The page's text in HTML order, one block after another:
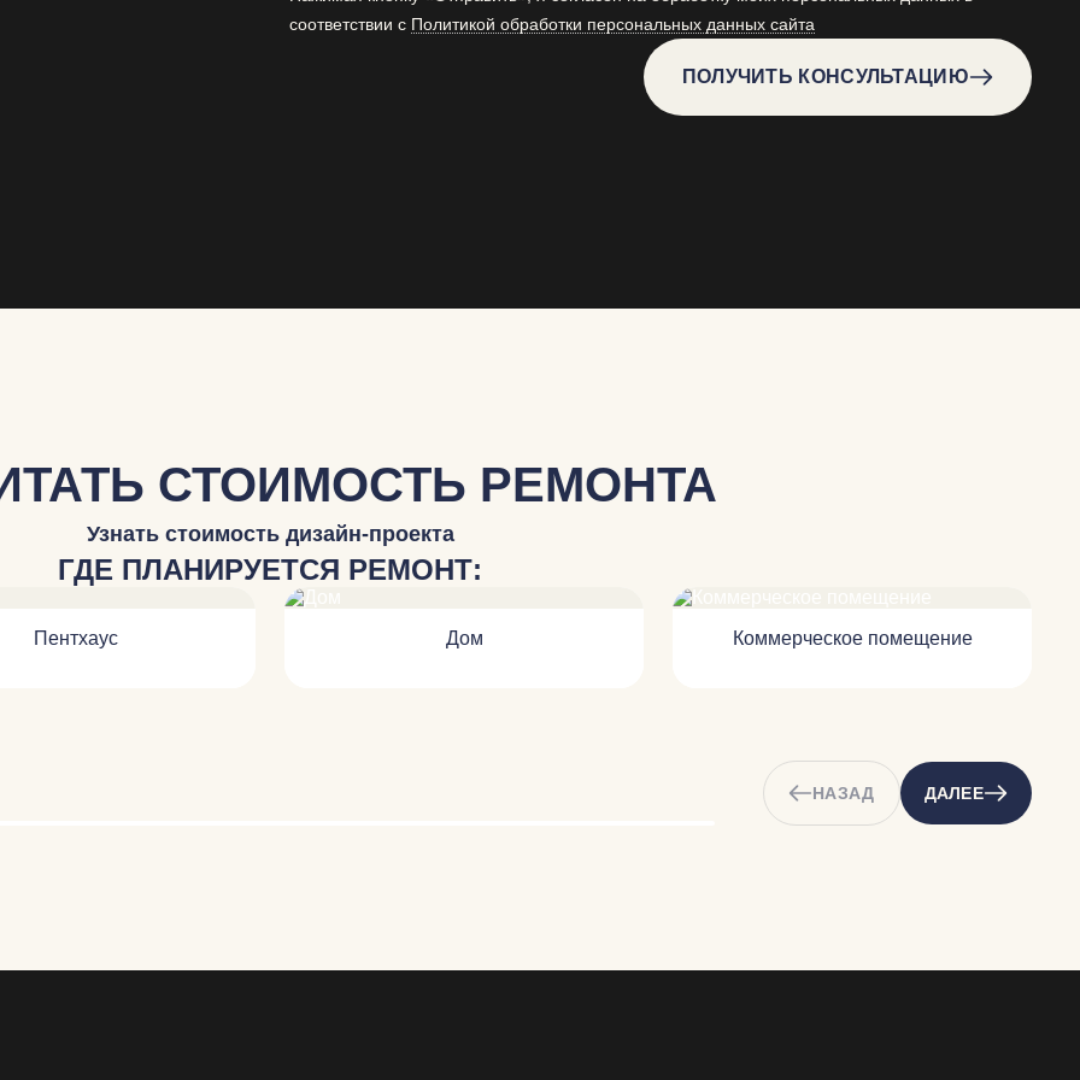
ПОЛУЧИТЬ КОНСУЛЬТАЦИЮ
соответствии с Политикой обработки персональных данных сайта
СТОИМОСТЬ РЕМОНТА
Узнать стоимость дизайн-проекта
ГДЕ ПЛАНИРУЕТСЯ РЕМОНТ:
Пентхаус Дом Коммерческое помещение
НАЗАД ДАЛЕЕ